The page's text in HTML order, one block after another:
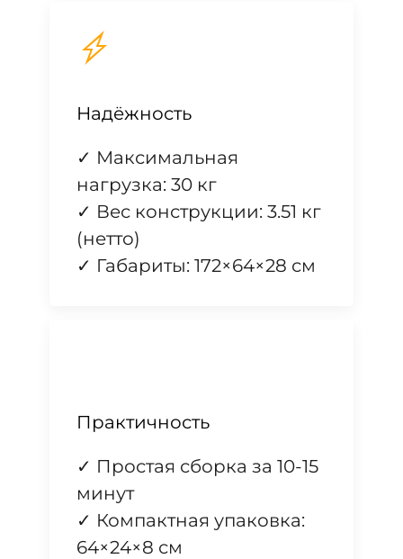
Надёжность
✓ Максимальная
нагрузка: 30 кг
✓ Вес конструкции: 3.51 кг
(нетто)
✓ Габариты: 172×64×28 см
Практичность
✓ Простая сборка за 10-15
минут
✓ Компактная упаковка:
64×24×8 см